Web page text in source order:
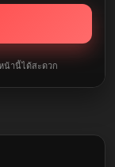
น้านี้ได้สะดวก